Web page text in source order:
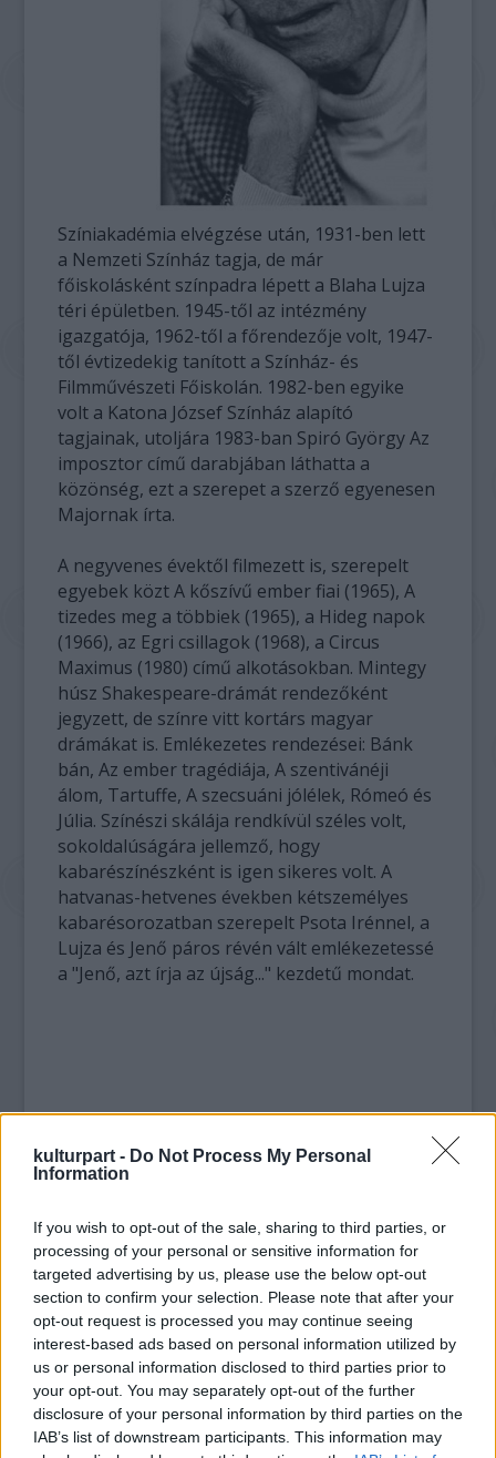
kulturpart - Do Not Process My Personal
Information
If you wish to opt-out of the sale, sharing to third parties, or
processing of your personal or sensitive information for
targeted advertising by us, please use the below opt-out
section to confirm your selection. Please note that after your
opt-out request is processed you may continue seeing
interest-based ads based on personal information utilized by
us or personal information disclosed to third parties prior to
your opt-out. You may separately opt-out of the further
disclosure of your personal information by third parties on the
IAB’s list of downstream participants. This information may
Színiakadémia elvégzése után, 1931-ben lett
a Nemzeti Színház tagja, de már
főiskolásként színpadra lépett a Blaha Lujza
téri épületben. 1945-től az intézmény
igazgatója, 1962-től a főrendezője volt, 1947-
től évtizedekig tanított a Színház- és
Filmművészeti Főiskolán. 1982-ben egyike
volt a Katona József Színház alapító
tagjainak, utoljára 1983-ban Spiró György Az
imposztor című darabjában láthatta a
közönség, ezt a szerepet a szerző egyenesen
Majornak írta.
A negyvenes évektől filmezett is, szerepelt
egyebek közt A kőszívű ember fiai (1965), A
tizedes meg a többiek (1965), a Hideg napok
(1966), az Egri csillagok (1968), a Circus
Maximus (1980) című alkotásokban. Mintegy
húsz Shakespeare-drámát rendezőként
jegyzett, de színre vitt kortárs magyar
drámákat is. Emlékezetes rendezései: Bánk
bán, Az ember tragédiája, A szentivánéji
álom, Tartuffe, A szecsuáni jólélek, Rómeó és
Júlia. Színészi skálája rendkívül széles volt,
sokoldalúságára jellemző, hogy
kabarészínészként is igen sikeres volt. A
hatvanas-hetvenes években kétszemélyes
kabarésorozatban szerepelt Psota Irénnel, a
Lujza és Jenő páros révén vált emlékezetessé
a "Jenő, azt írja az újság..." kezdetű mondat.